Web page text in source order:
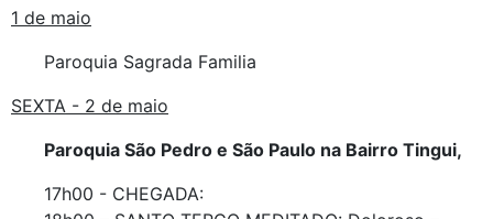
1 de maio
Paroquia Sagrada Familia
SEXTA - 2 de maio
Paroquia São Pedro e São Paulo na Bairro Tingui,
17h00 - CHEGADA: